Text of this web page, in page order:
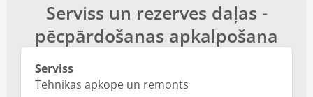
Serviss un rezerves daļas -
pēcpārdošanas apkalpošana
Serviss
Tehnikas apkope un remonts
Par mums